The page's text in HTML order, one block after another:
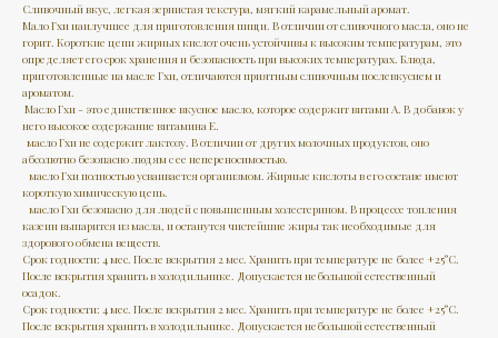
Сливочный вкус, легкая зернистая текстура, мягкий карамельный аромат.
Мало Гхи наилучшее для приготовления пищи. В отличии от сливочного масла, оно не
горит. Короткие цепи жирных кислот очень устойчивы к высоким температурам, это
определяет его срок хранения и безопасность при высоких температурах. Блюда,
приготовленные на масле Гхи, отличаются приятным сливочным послевкусием и
ароматом.
Масло Гхи - это единственное вкусное масло, которое содержит витами А. В добавок у
него высокое содержание витамина Е.
масло Гхи не содержит лактозу. В отличии от других молочных продуктов, оно
абсолютно безопасно людям с ее непереносимостью.
масло Гхи полностью усваивается организмом. Жирные кислоты в его составе имеют
короткую химическую цепь.
масло Гхи безопасно для людей с повышенным холестерином. В процессе топления
казеин выпарится из масла, и останутся чистейшие жиры так необходимые для
здорового обмена веществ.
Срок годности: 4 мес. После вскрытия 2 мес. Хранить при температуре не более +25°С.
После вскрытия хранить в холодильнике. Допускается небольшой естественный
осадок.
Срок годности: 4 мес. После вскрытия 2 мес. Хранить при температуре не более +25°С.
После вскрытия хранить в холодильнике. Допускается небольшой естественный